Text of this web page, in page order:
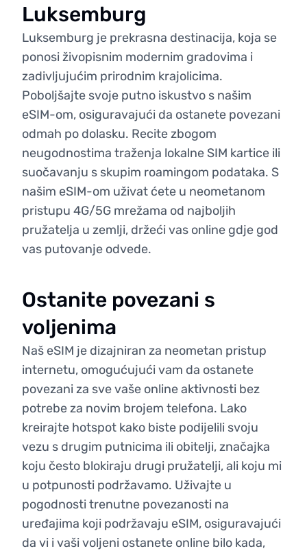
Luksemburg
Luksemburg je prekrasna destinacija, koja se
ponosi živopisnim modernim gradovima i
zadivljujućim prirodnim krajolicima.
Poboljšajte svoje putno iskustvo s našim
eSIM-om, osiguravajući da ostanete povezani
odmah po dolasku. Recite zbogom
neugodnostima traženja lokalne SIM kartice ili
suočavanju s skupim roamingom podataka. S
našim eSIM-om uživat ćete u neometanom
pristupu 4G/5G mrežama od najboljih
pružatelja u zemlji, držeći vas online gdje god
vas putovanje odvede.
Ostanite povezani s
voljenima
Naš eSIM je dizajniran za neometan pristup
internetu, omogućujući vam da ostanete
povezani za sve vaše online aktivnosti bez
potrebe za novim brojem telefona. Lako
kreirajte hotspot kako biste podijelili svoju
vezu s drugim putnicima ili obitelji, značajka
koju često blokiraju drugi pružatelji, ali koju mi
u potpunosti podržavamo. Uživajte u
pogodnosti trenutne povezanosti na
uređajima koji podržavaju eSIM, osiguravajući
da vi i vaši voljeni ostanete online bilo kada,